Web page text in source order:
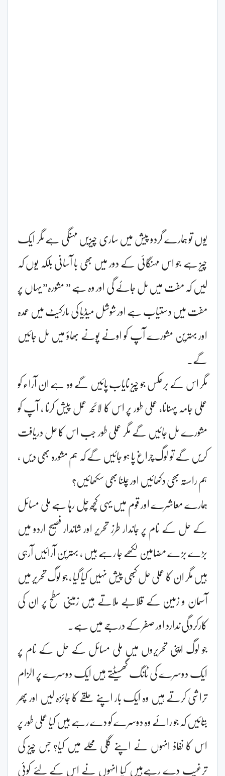
یوں تو ہمارے گردو پیش میں ساری چیزیں مہنگی ہے مگر ایک
چیز ہے جو اس مہنگائی کے دور میں بھی با آسانی بلکہ یوں کہ
لیں کہ مفت میں مل جائے گی اور وہ ہے ” مشورہ” یہاں پر
مفت میں دستیاب ہے اور شوشل میڈیا کی مارکیٹ میں عمدہ
اور بہترین مشورے آپ کو اونے پونے بھاؤ میں مل جائیں
گے۔
مگر اس کے برعکس جو چیز نایاب پائیں گے وہ ہے ان آراء کو
عملی جامہ پہنانا، عملی طور پر اس کا لائحہ عمل پیش کرنا ، آپ کو
مشورے مل جائیں گے مگر عملی طور جب اس کا حل دریافت
کریں گے تو لوگ چراغ پا ہو جائیں گے کہ ہم مشورہ بھی دیں ،
ہم راستہ بھی دکھائیں اور چلنا بھی سکھائیں؟
ہمارے معاشرے اور قوم میں یہی کچھ چل رہا ہے ملی مسائل
کے حل کے نام پر جاندار طرز تحریر اور شاندار فصیح اردو میں
بڑے بڑے مضامین لکھے جا رہے ہیں ، بہترین آرائیں آرہی
ہیں مگر ان کا عملی حل کبھی پیش نہیں کیا گیا ، جو لوگ تحریر میں
آسمان و زمین کے قلابے ملاتے ہیں زمینی سطح پر ان کی
کارکردگی ندارد اور صفر کے درجے میں ہے۔
جو لوگ اپنی تحریروں میں ملی مسائل کے حل کے نام پر
ایک دوسرے کی ٹانگ گھسیٹتے ہیں ایک دوسرے پر الزام
تراشی کرتے ہیں وہ ایک بار اپنے حلقے کا جائزہ لیں اور پھر
بتائیں کہ جو رائے وہ دوسرے کو دے رہے ہیں کیا عملی طور پر
اس کا نفاذ انہوں نے اپنے گلی محلے میں کیا؟ جس چیز کی
ترغیب دے رہےہیں کیا انہوں نے اس کے لئے کوئی